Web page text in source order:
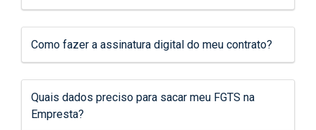
Como fazer a assinatura digital do meu contrato?
Quais dados preciso para sacar meu FGTS na
Empresta?